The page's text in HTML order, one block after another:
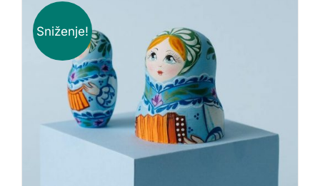
Sniženje!